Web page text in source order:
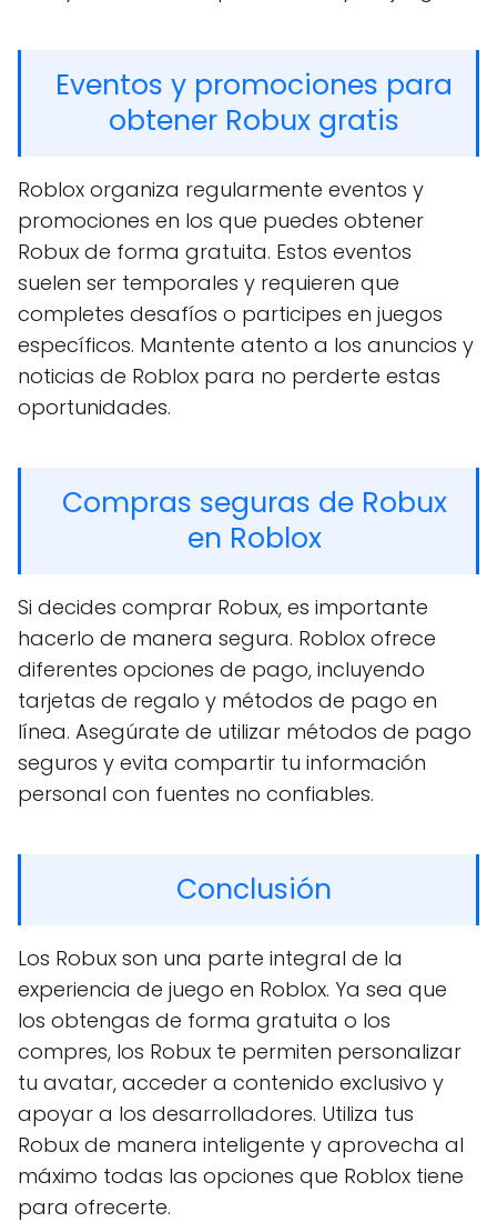
Eventos y promociones para
obtener Robux gratis
Roblox organiza regularmente eventos y
promociones en los que puedes obtener
Robux de forma gratuita. Estos eventos
suelen ser temporales y requieren que
completes desafíos o participes en juegos
específicos. Mantente atento a los anuncios y
noticias de Roblox para no perderte estas
oportunidades.
Compras seguras de Robux
en Roblox
Si decides comprar Robux, es importante
hacerlo de manera segura. Roblox ofrece
diferentes opciones de pago, incluyendo
tarjetas de regalo y métodos de pago en
línea. Asegúrate de utilizar métodos de pago
seguros y evita compartir tu información
personal con fuentes no confiables.
Conclusión
Los Robux son una parte integral de la
experiencia de juego en Roblox. Ya sea que
los obtengas de forma gratuita o los
compres, los Robux te permiten personalizar
tu avatar, acceder a contenido exclusivo y
apoyar a los desarrolladores. Utiliza tus
Robux de manera inteligente y aprovecha al
máximo todas las opciones que Roblox tiene
para ofrecerte.